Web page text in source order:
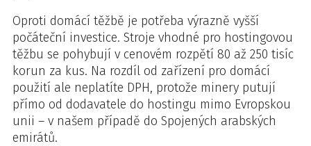
Oproti domácí těžbě je potřeba výrazně vyšší
počáteční investice. Stroje vhodné pro hostingovou
těžbu se pohybují v cenovém rozpětí 80 až 250 tisíc
korun za kus. Na rozdíl od zařízení pro domácí
použití ale neplatíte DPH, protože minery putují
přímo od dodavatele do hostingu mimo Evropskou
unii – v našem případě do Spojených arabských
emirátů.